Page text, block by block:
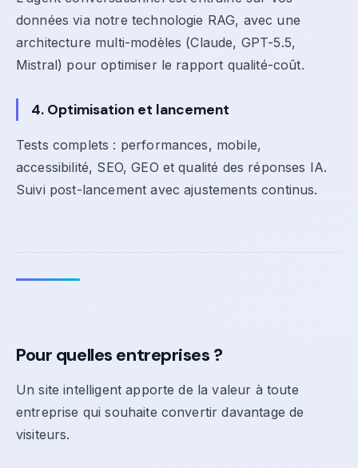
données via notre technologie RAG, avec une
architecture multi-modèles (Claude, GPT-5.5,
Mistral) pour optimiser le rapport qualité-coût.
4. Optimisation et lancement
Tests complets : performances, mobile,
accessibilité, SEO, GEO et qualité des réponses IA.
Suivi post-lancement avec ajustements continus.
Pour quelles entreprises ?
Un site intelligent apporte de la valeur à toute
entreprise qui souhaite convertir davantage de
visiteurs.